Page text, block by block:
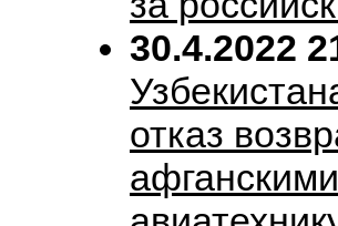
30.4.2022
отказ